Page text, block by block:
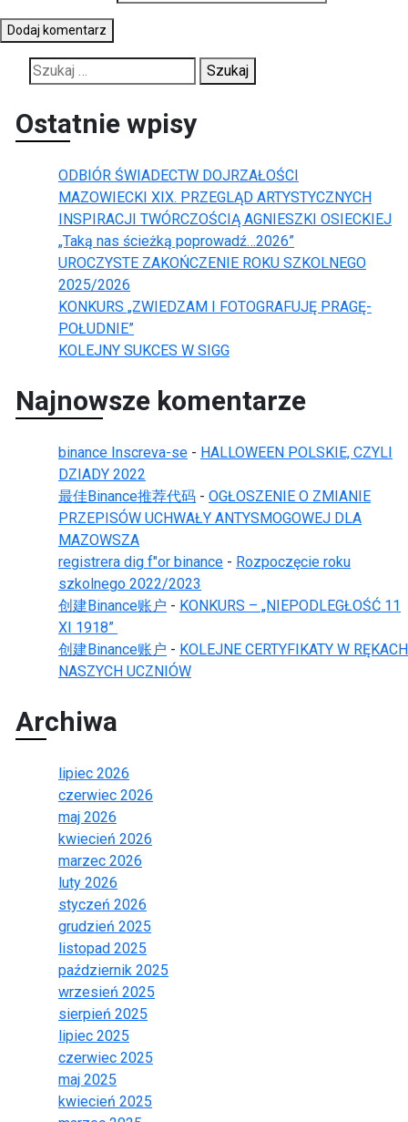
Szukaj:
Ostatnie wpisy
ODBIÓR ŚWIADECTW DOJRZAŁOŚCI
MAZOWIECKI XIX. PRZEGLĄD ARTYSTYCZNYCH
INSPIRACJI TWÓRCZOŚCIĄ AGNIESZKI OSIECKIEJ
„Taką nas ścieżką poprowadź…2026”
UROCZYSTE ZAKOŃCZENIE ROKU SZKOLNEGO
2025/2026
KONKURS „ZWIEDZAM I FOTOGRAFUJĘ PRAGĘ-
POŁUDNIE”
KOLEJNY SUKCES W SIGG
Najnowsze komentarze
binance Inscreva-se - HALLOWEEN POLSKIE, CZYLI
DZIADY 2022
最佳Binance推荐代码 - OGŁOSZENIE O ZMIANIE
PRZEPISÓW UCHWAŁY ANTYSMOGOWEJ DLA
MAZOWSZA
registrera dig f"or binance - Rozpoczęcie roku
szkolnego 2022/2023
创建Binance账户 - KONKURS – „NIEPODLEGŁOŚĆ 11
XI 1918”
创建Binance账户 - KOLEJNE CERTYFIKATY W RĘKACH
NASZYCH UCZNIÓW
Archiwa
lipiec 2026
czerwiec 2026
maj 2026
kwiecień 2026
marzec 2026
luty 2026
styczeń 2026
grudzień 2025
listopad 2025
październik 2025
wrzesień 2025
sierpień 2025
lipiec 2025
czerwiec 2025
maj 2025
kwiecień 2025